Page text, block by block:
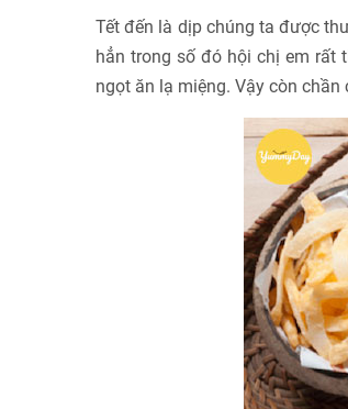
Tết đến là dịp chúng ta được
hẳn trong số đó hội chị em rất
ngọt ăn lạ miệng. Vậy còn